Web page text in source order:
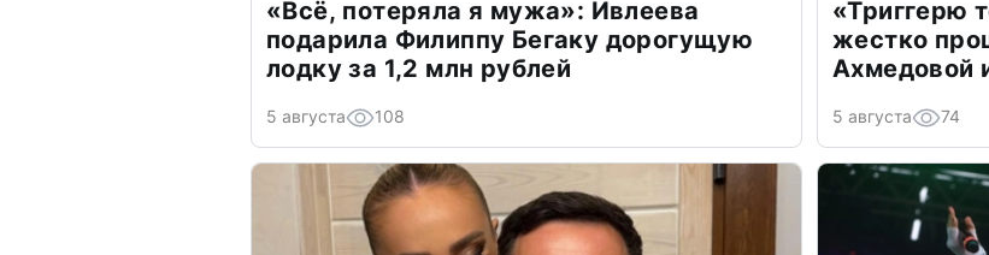
«Всё, потеряла я мужа»: Ивлеева
подарила Филиппу Бегаку дорогущую
лодку за 1,2 млн рублей
5 августа 108
«Триггерю
жестко
Ахмедовой
5 августа 74